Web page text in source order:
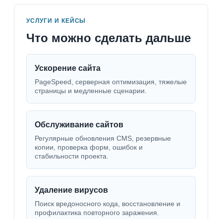
УСЛУГИ И КЕЙСЫ
Что можно сделать дальше
Ускорение сайта
PageSpeed, серверная оптимизация, тяжелые
страницы и медленные сценарии.
Обслуживание сайтов
Регулярные обновления CMS, резервные
копии, проверка форм, ошибок и
стабильности проекта.
Удаление вирусов
Поиск вредоносного кода, восстановление и
профилактика повторного заражения.